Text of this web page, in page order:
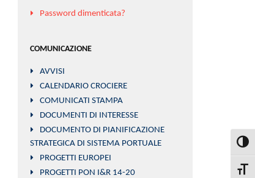
Password dimenticata?
COMUNICAZIONE
AVVISI
CALENDARIO CROCIERE
COMUNICATI STAMPA
DOCUMENTI DI INTERESSE
DOCUMENTO DI PIANIFICAZIONE
STRATEGICA DI SISTEMA PORTUALE
PROGETTI EUROPEI
PROGETTI PON I&R 14-20